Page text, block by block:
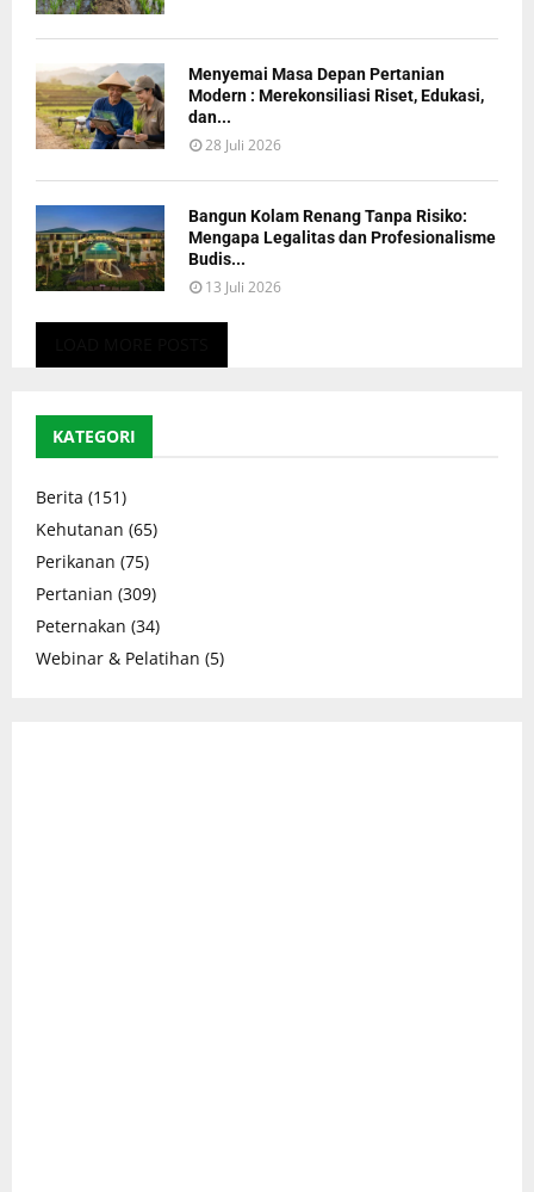
Menyemai Masa Depan Pertanian
Modern : Merekonsiliasi Riset, Edukasi,
dan...
28 Juli 2026
Bangun Kolam Renang Tanpa Risiko:
Mengapa Legalitas dan Profesionalisme
Budis...
13 Juli 2026
KATEGORI
Berita (151)
Kehutanan (65)
Perikanan (75)
Pertanian (309)
Peternakan (34)
Webinar & Pelatihan (5)